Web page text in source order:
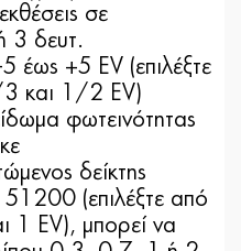
σε
3 δευτ.
έως +5 EV (επιλέξτε
3 και 1/2 EV)
φωτεινότητας
δείκτης
(επιλέξτε από
1 EV), μπορεί να